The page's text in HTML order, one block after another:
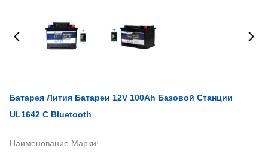
Батарея Лития Батареи 12V 100Ah Базовой Станции
UL1642 С Bluetooth
Наименование Марки: